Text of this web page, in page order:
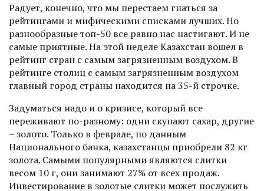
Радует, конечно, что мы перестаем гнаться за
рейтингами и мифическими списками лучших. Но
разно­образные топ-50 все равно нас настигают. И не
самые прият­ные. На этой неделе Казахстан вошел в
рейтинг стран с самым загрязненным воздухом. В
рейтинге столиц с самым загрязненным воздухом
главный город страны находится на 35-й строчке.
Задуматься надо и о кризисе, который все
переживают по-разному: одни скупают сахар, другие
– золото. Только в феврале, по данным
Национального банка, казахстанцы приобрели 82 кг
золота. Самыми популярными являются слитки
весом 10 г, они занимают 27% от всех продаж.
Инвестирование в золотые слитки может послужить